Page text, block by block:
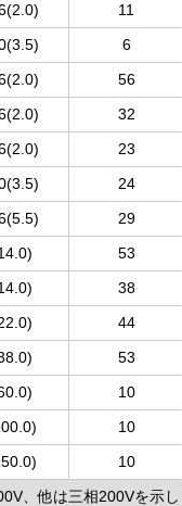
11
6
56
32
23
24
29
53
38
44
53
10
10
10
、他は三相200Vを示し